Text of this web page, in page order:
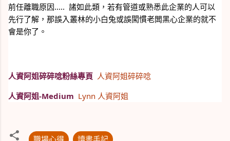
前任離職原因.....  諸如此類，若有管道或熟悉此企業的人可以
先行了解，那誤入叢林的小白兔或誤闖慣老闆黑心企業的就不
會是你了。
人資阿姐碎碎唸粉絲專頁 人資阿姐碎碎唸
人資阿姐-Medium Lynn 人資阿姐